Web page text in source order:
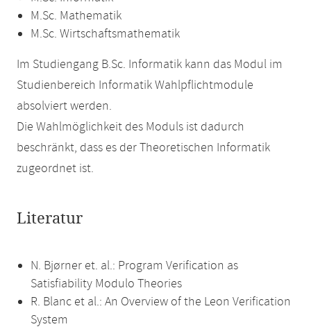
M.Sc. Mathematik
M.Sc. Wirtschaftsmathematik
Im Studiengang B.Sc. Informatik kann das Modul im
Studienbereich Informatik Wahlpflichtmodule
absolviert werden.
Die Wahlmöglichkeit des Moduls ist dadurch
beschränkt, dass es der Theoretischen Informatik
zugeordnet ist.
Literatur
N. Bjørner et. al.: Program Verification as
Satisfiability Modulo Theories
R. Blanc et al.: An Overview of the Leon Verification
System